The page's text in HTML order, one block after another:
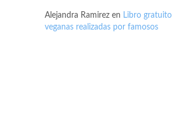
Alejandra Ramirez en Libro
veganas realizadas por famosos